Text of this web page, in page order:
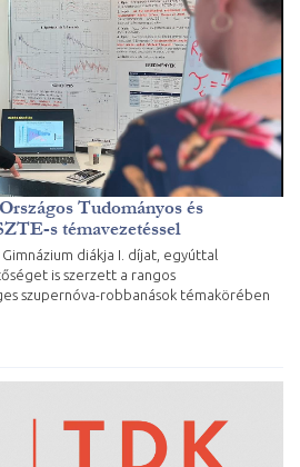
Tudományos és
s témavezetéssel
diákja I. díjat, egyúttal
is szerzett a rangos
szupernóva-robbanások témakörében